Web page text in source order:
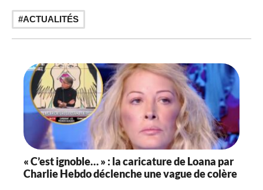
ACTUALITÉS
« C’est ignoble… » : la caricature de Loana par
Charlie Hebdo déclenche une vague de colère